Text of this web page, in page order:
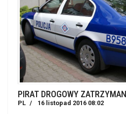
PIRAT DROGOWY
PL 16 listopad 2016 08:02